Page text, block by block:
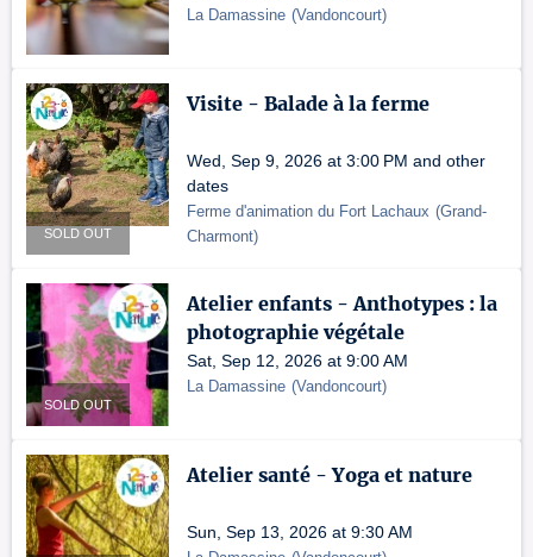
La Damassine (Vandoncourt)
SOLD OUT
Visite - Balade à la ferme
Wed, Sep 9, 2026 at 3:00 PM and other
dates
Ferme d'animation du Fort Lachaux (Grand-
Charmont)
SOLD OUT
Atelier enfants - Anthotypes : la
photographie végétale
Sat, Sep 12, 2026 at 9:00 AM
La Damassine (Vandoncourt)
Atelier santé - Yoga et nature
Sun, Sep 13, 2026 at 9:30 AM